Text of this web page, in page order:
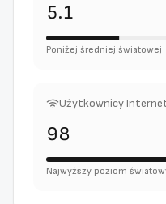
5.1
Poniżej średniej światowej
Użytkownicy
98
Najwyższy poziom